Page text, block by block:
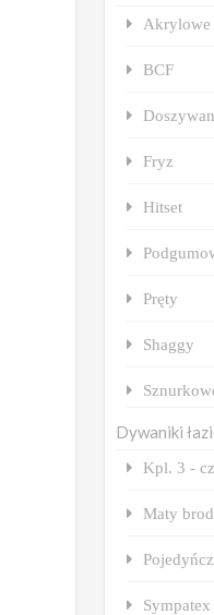
Akrylowe
BCF
Fryz
Hitset
Pręty
Shaggy
Dywaniki
Kpl. 3 -
Maty
Sympatex